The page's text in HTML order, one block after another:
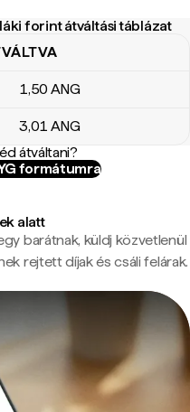
forint átváltási táblázat
átváltási táblázat
1,50 ANG
3,01 ANG
átváltani?
formátumra
alatt
barátnak, küldj közvetlenül
rejtett díjak és csáli felárak.